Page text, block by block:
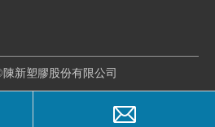
新塑膠股份有限公司